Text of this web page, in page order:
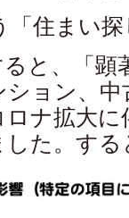
「住まい
と、「顕
ョン、
ナ拡大
た。する